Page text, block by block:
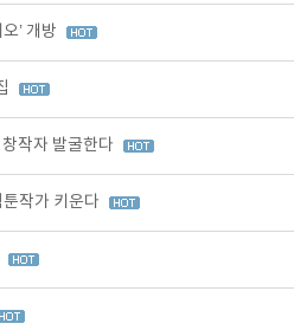
’ 개방
작자 발굴한다
작가 키운다